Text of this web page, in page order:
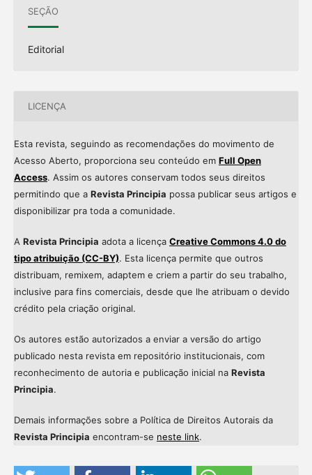
SEÇÃO
Editorial
LICENÇA
Esta revista, seguindo as recomendações do movimento de
Acesso Aberto, proporciona seu conteúdo em Full Open
Access. Assim os autores conservam todos seus direitos
permitindo que a Revista Principia possa publicar seus artigos e
disponibilizar pra toda a comunidade.
A Revista Principia adota a licença Creative Commons 4.0 do
tipo atribuição (CC-BY). Esta licença permite que outros
distribuam, remixem, adaptem e criem a partir do seu trabalho,
inclusive para fins comerciais, desde que lhe atribuam o devido
crédito pela criação original.
Os autores estão autorizados a enviar a versão do artigo
publicado nesta revista em repositório institucionais, com
reconhecimento de autoria e publicação inicial na Revista
Principia.
Demais informações sobre a Política de Direitos Autorais da
Revista Principia encontram-se neste link.